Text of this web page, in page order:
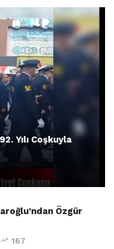
Yılı Coşkuyla
Özgür
167